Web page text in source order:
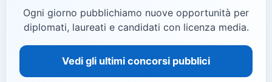
Ogni giorno pubblichiamo nuove opportunità per
diplomati, laureati e candidati con licenza media.
Vedi gli ultimi concorsi pubblici